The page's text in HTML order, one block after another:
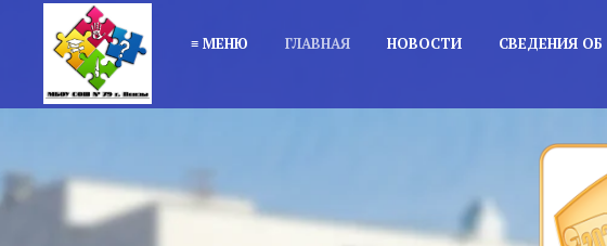
≡ МЕНЮ ГЛАВНАЯ НОВОСТИ СВЕДЕНИЯ